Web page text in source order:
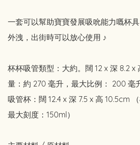
一套可以幫助寶寶發展吸吮能力嘅杯
外洩，出街時可以放心使用 ♪
杯杯吸管類型：大約。闊 12 x 深 8.2 x
量：約 270 毫升，最大比例： 200 毫
吸管杯：闊 12.4 x 深 7.5 x 高 10.5cm
最大刻度：150ml）